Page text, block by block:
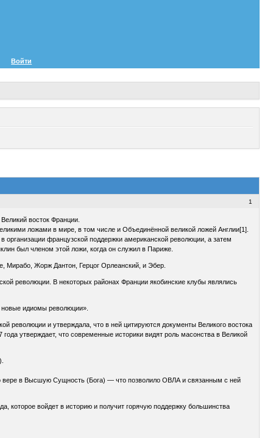
Войти
1
восток Франции.
ложами в мире, в том числе и Объединённой великой ложей Англии[1].
французской поддержки американской революции, а затем
был членом этой ложи, когда он служил в Париже.
Мирабо, Жорж Дантон, Герцог Орлеанский, и Эбер.
революции. В некоторых районах Франции якобинские клубы являлись
новые идиомы революции».
революции и утверждала, что в ней цитируются документы Великого востока
утверждает, что современные историки видят роль масонства в Великой
вере в Высшую Сущность (Бога) — что позволило ОВЛА и связанным с ней
которое войдет в историю и получит горячую поддержку большинства